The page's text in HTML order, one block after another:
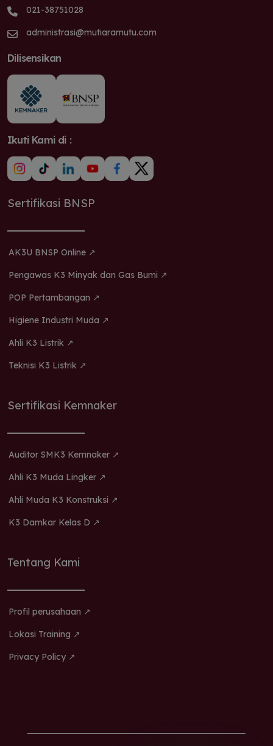
021-38751028
administrasi@mutiaramutu.com
Dilisensikan
Ikuti Kami di :
Sertifikasi BNSP
AK3U BNSP Online ↗
Pengawas K3 Minyak dan Gas Bumi ↗
POP Pertambangan ↗
Higiene Industri Muda ↗
Ahli K3 Listrik ↗
Teknisi K3 Listrik ↗
Sertifikasi Kemnaker
Auditor SMK3 Kemnaker ↗
Ahli K3 Muda Lingker ↗
Ahli Muda K3 Konstruksi ↗
K3 Damkar Kelas D ↗
Tentang Kami
Profil perusahaan ↗
Lokasi Training ↗
Privacy Policy ↗